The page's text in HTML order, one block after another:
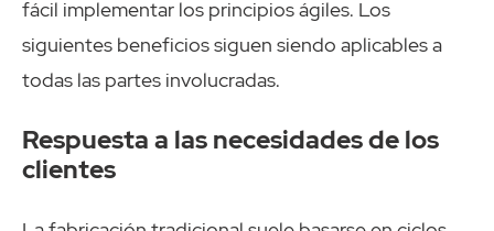
fácil implementar los principios ágiles. Los
siguientes beneficios siguen siendo aplicables a
todas las partes involucradas.
Respuesta a las necesidades de los
clientes